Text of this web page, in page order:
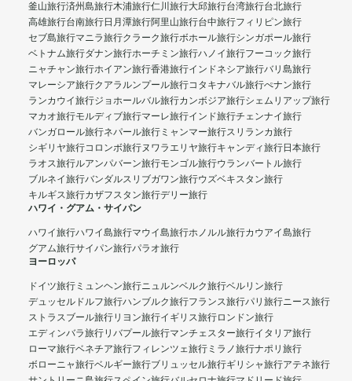
釜山旅行済州島旅行木浦旅行仁川旅行大邱旅行台湾旅行台北旅行
高雄旅行台南旅行日月潭旅行阿里山旅行台中旅行フィリピン旅行
セブ島旅行マニラ旅行クラーク旅行ボホール旅行シンガポール旅行
ベトナム旅行ダナン旅行ホーチミン旅行ハノイ旅行フーコック旅行
ニャチャン旅行ホイアン旅行香港旅行インドネシア旅行バリ島旅行
マレーシア旅行クアラルンプール旅行コタキナバル旅行ぺナン旅行
ランカウイ旅行ジョホールバル旅行カンボジア旅行シェムリアップ旅行
マカオ旅行モルディブ旅行マーレ旅行インド旅行チェンナイ旅行
バンガロール旅行ネパール旅行 ミャンマー旅行スリランカ旅行
シギリヤ旅行コロンボ旅行ヌワラエリヤ旅行キャンディ旅行日本旅行
ラオス旅行ルアンパバーン旅行モンゴル旅行ウランバートル旅行
ブルネイ旅行バンダルスリブガワン旅行ウズベキスタン旅行
キルギス旅行カザフスタン旅行デリー旅行
ハワイ・グアム・サイパン
ハワイ旅行ハワイ島旅行マウイ島旅行ホノルル旅行カウアイ島旅行
グアム旅行サイパン旅行パラオ旅行
ヨーロッパ
ドイツ旅行 ミュンヘン旅行ニュルンベルク旅行ベルリン旅行
デュッセルドルフ旅行ハンブルク旅行フランス旅行パリ旅行ニース旅行
ストラスブール旅行リヨン旅行イギリス旅行ロンドン旅行
エディンバラ旅行リバプール旅行マンチェスター旅行イタリア旅行
ローマ旅行ベネチア旅行フィレンツェ旅行 ミラノ旅行ナポリ旅行
ボローニャ旅行ベルギー旅行ブリュッセル旅行ギリシャ旅行アテネ旅行